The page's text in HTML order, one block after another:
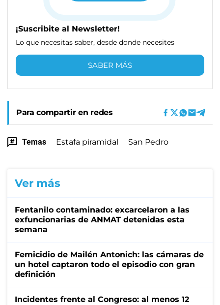
¡Suscribite al Newsletter!
Lo que necesitas saber, desde donde necesites
SABER MÁS
Para compartir en redes
Temas Estafa piramidal San Pedro
Ver más
Fentanilo contaminado: excarcelaron a las
exfuncionarias de ANMAT detenidas esta
semana
Femicidio de Mailén Antonich: las cámaras de
un hotel captaron todo el episodio con gran
definición
Incidentes frente al Congreso: al menos 12